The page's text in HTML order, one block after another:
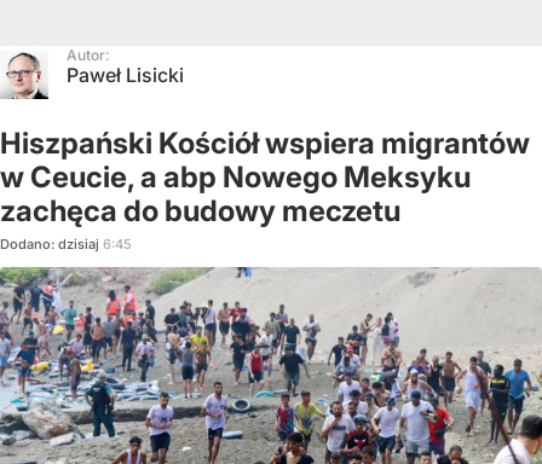
Autor:
Paweł Lisicki
Hiszpański Kościół wspiera migrantów
w Ceucie, a abp Nowego Meksyku
zachęca do budowy meczetu
Dodano: dzisiaj 6:45